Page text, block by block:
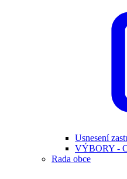
Usnesení
VÝBORY -
Rada obce